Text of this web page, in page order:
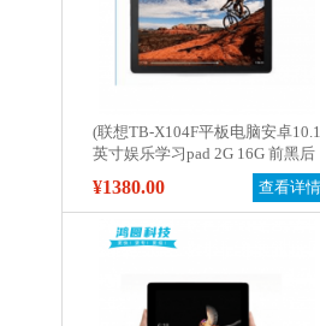
(联想TB-X104F平板电脑安卓10.1
英寸娱乐学习pad 2G 16G 前黑后
¥1380.00 查看详情